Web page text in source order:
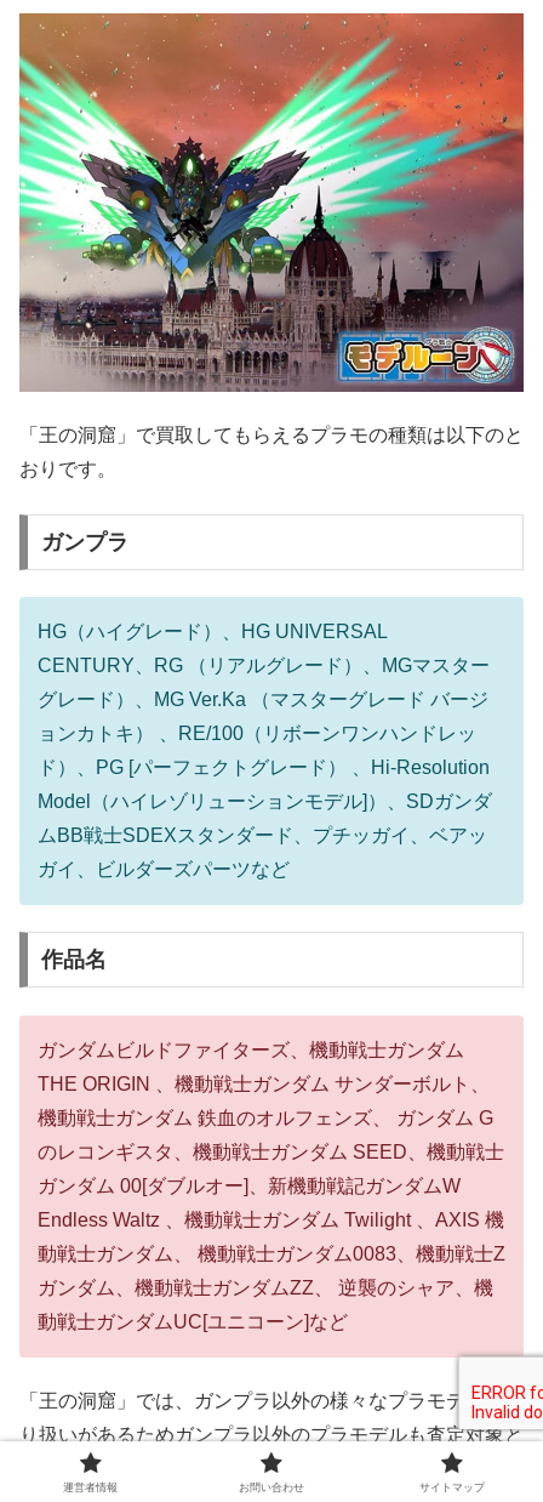
「王の洞窟」で買取してもらえるプラモの種類は以下のと
おりです。
ガンプラ
HG（ハイグレード）、HG UNIVERSAL
CENTURY、RG （リアルグレード）、MGマスター
グレード）、MG Ver.Ka （マスターグレード バージ
ョンカトキ） 、RE/100（リボーンワンハンドレッ
ド）、PG [パーフェクトグレード） 、Hi-Resolution
Model（ハイレゾリューションモデル]）、SDガンダ
ムBB戦士SDEXスタンダード、プチッガイ、ベアッ
ガイ、ビルダーズパーツなど
作品名
ガンダムビルドファイターズ、機動戦士ガンダム
THE ORIGIN 、機動戦士ガンダム サンダーボルト、
機動戦士ガンダム 鉄血のオルフェンズ、 ガンダム G
のレコンギスタ、機動戦士ガンダム SEED、機動戦士
ガンダム 00[ダブルオー]、新機動戦記ガンダムW
Endless Waltz 、機動戦士ガンダム Twilight 、AXIS 機
動戦士ガンダム、 機動戦士ガンダム0083、機動戦士Z
ガンダム、機動戦士ガンダムZZ、 逆襲のシャア、機
動戦士ガンダムUC[ユニコーン]など
「王の洞窟」では、ガンプラ以外の様々なプラモデルを取
り扱いがあるためガンプラ以外のプラモデルも査定対象と
なっています。
運営者情報 お問い合わせ サイトマップ